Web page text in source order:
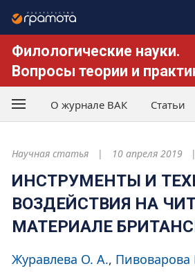
Филологические науки.
Вопросы теории и
О журнале ВАК Статьи
Научная статья 10 апреля 2019
ИНСТРУМЕНТЫ И
ВОЗДЕЙСТВИЯ НА
МАТЕРИАЛЕ
Журавлева О. А.